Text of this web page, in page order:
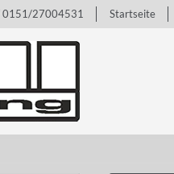
0151/27004531 Startseite